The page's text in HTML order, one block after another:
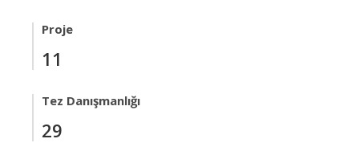
Proje
11
Tez Danışmanlığı
29